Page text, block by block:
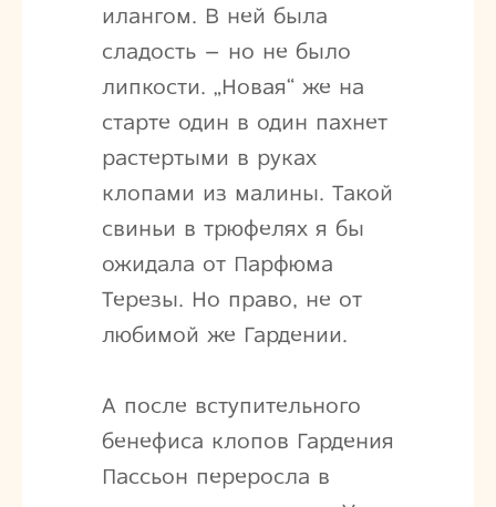
илангом. В ней была
сладость – но не было
липкости. „Новая“ же на
старте один в один пахнет
растертыми в руках
клопами из малины. Такой
свиньи в трюфелях я бы
ожидала от Парфюма
Терезы. Но право, не от
любимой же Гардении.
А после вступительного
бенефиса клопов Гардения
Пассьон переросла в